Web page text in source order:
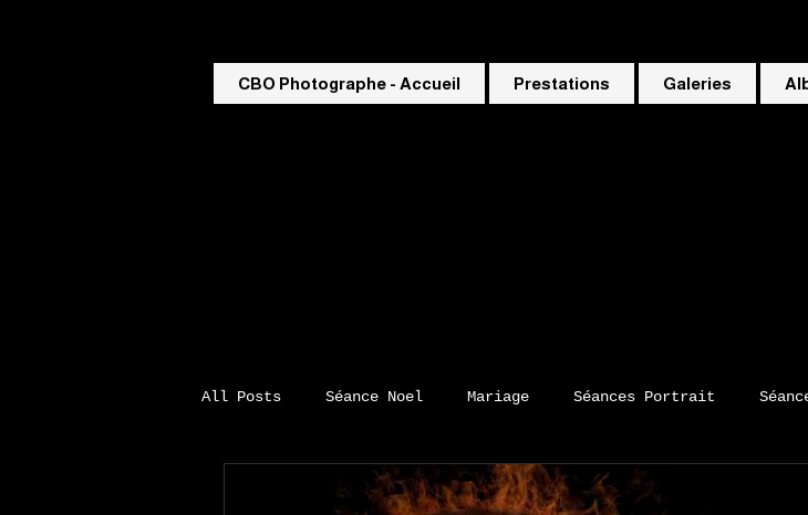
CBO Photographe - Accueil Prestations Galeries
All Posts Séance Noel Mariage Séances Portrait